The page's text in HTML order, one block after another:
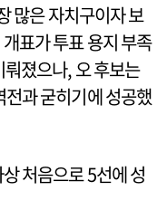
많은 자치구이자 보
표가 투표 용지 부족
졌으나, 오 후보는
전과 굳히기에 성공했
처음으로 5선에 성